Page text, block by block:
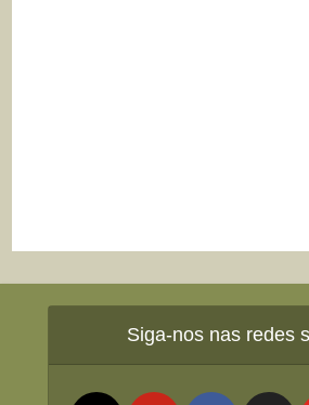
Siga-nos nas redes